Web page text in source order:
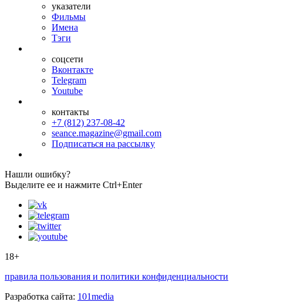
указатели
Фильмы
Имена
Тэги
соцсети
Вконтакте
Telegram
Youtube
контакты
+7 (812) 237-08-42
seance.magazine@gmail.com
Подписаться на рассылку
Нашли ошибку?
Выделите ее и нажмите Ctrl+Enter
18+
правила пользования и политики конфиденциальности
Разработка сайта: 101media